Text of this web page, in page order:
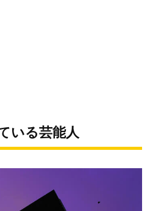
いる芸能人